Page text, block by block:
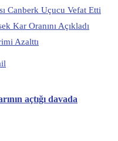
Canberk Uçucu Vefat Etti
Kar Oranını Açıkladı
Azalttı
açtığı davada